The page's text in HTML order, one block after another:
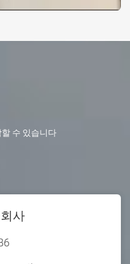
수 있습니다
사